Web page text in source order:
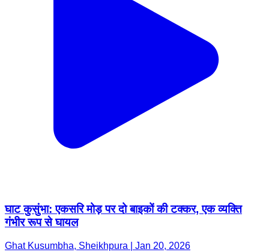
घाट कुसुंभा: एकसरि मोड़ पर दो बाइकों की टक्कर, एक व्यक्ति
गंभीर रूप से घायल
Ghat Kusumbha, Sheikhpura | Jan 20, 2026